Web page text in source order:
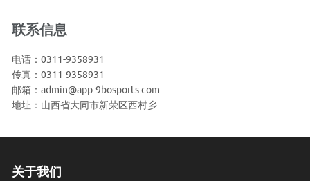
联系信息
电话：0311-9358931
传真：0311-9358931
邮箱：admin@app-9bosports.com
地址：山西省大同市新荣区西村乡
关于我们